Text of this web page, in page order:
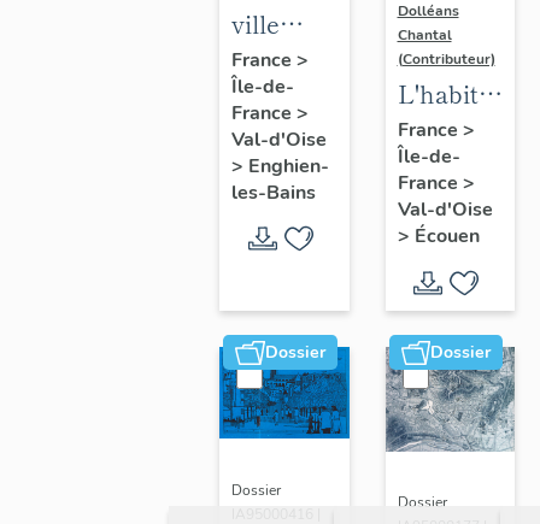
ville
thermale
d'Enghien-
les-Bains
France >
Île-de-
France >
Val-d'Oise
> Enghien-
les-Bains
Dolléans
Chantal
(Contributeur)
L'habitat
d'Ecouen
France >
Île-de-
France >
Val-d'Oise
> Écouen
Dossier
Dossier
Dossier
Dossier